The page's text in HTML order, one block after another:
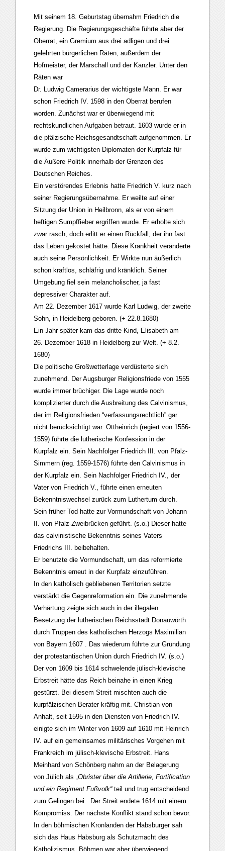
Mit seinem 18. Geburtstag übernahm Friedrich die
Regierung. Die Regierungsgeschäfte führte aber der
Oberrat, ein Gremium aus drei adligen und drei
gelehrten bürgerlichen Räten, außerdem der
Hofmeister, der Marschall und der Kanzler. Unter den
Räten war
Dr. Ludwig Camerarius der wichtigste Mann. Er war
schon Friedrich IV. 1598 in den Oberrat berufen
worden. Zunächst war er überwiegend mit
rechtskundlichen Aufgaben betraut. 1603 wurde er in
die pfälzische Reichsgesandtschaft aufgenommen. Er
wurde zum wichtigsten Diplomaten der Kurpfalz für
die Äußere Politik innerhalb der Grenzen des
Deutschen Reiches.
Ein verstörendes Erlebnis hatte Friedrich V. kurz nach
seiner Regierungsübernahme. Er weilte auf einer
Sitzung der Union in Heilbronn, als er von einem
heftigen Sumpffieber ergriffen wurde. Er erholte sich
zwar rasch, doch erlitt er einen Rückfall, der ihn fast
das Leben gekostet hätte. Diese Krankheit veränderte
auch seine Persönlichkeit. Er Wirkte nun äußerlich
schon kraftlos, schläfrig und kränklich. Seiner
Umgebung fiel sein melancholischer, ja fast
depressiver Charakter auf.
Am 22. Dezember 1617 wurde Karl Ludwig, der zweite
Sohn, in Heidelberg geboren. (+ 22.8.1680)
Ein Jahr später kam das dritte Kind, Elisabeth am
26. Dezember 1618 in Heidelberg zur Welt. (+ 8.2.
1680)
Die politische Großwetterlage verdüsterte sich
zunehmend. Der Augsburger Religionsfriede von 1555
wurde immer brüchiger. Die Lage wurde noch
komplizierter durch die Ausbreitung des Calvinismus,
der im Religionsfrieden “verfassungsrechtlich” gar
nicht berücksichtigt war. Ottheinrich (regiert von 1556-
1559) führte die lutherische Konfession in der
Kurpfalz ein. Sein Nachfolger Friedrich III. von Pfalz-
Simmern (reg. 1559-1576) führte den Calvinismus in
der Kurpfalz ein. Sein Nachfolger Friedrich IV., der
Vater von Friedrich V., führte einen erneuten
Bekenntniswechsel zurück zum Luthertum durch.
Sein früher Tod hatte zur Vormundschaft von Johann
II. von Pfalz-Zweibrücken geführt. (s.o.) Dieser hatte
das calvinistische Bekenntnis seines Vaters
Friedrichs III. beibehalten.
Er benutzte die Vormundschaft, um das reformierte
Bekenntnis erneut in der Kurpfalz einzuführen.
In den katholisch gebliebenen Territorien setzte
verstärkt die Gegenreformation ein. Die zunehmende
Verhärtung zeigte sich auch in der illegalen
Besetzung der lutherischen Reichsstadt Donauwörth
durch Truppen des katholischen Herzogs Maximilian
von Bayern 1607 . Das wiederum führte zur Gründung
der protestantischen Union durch Friedrich IV. (s.o.)
Der von 1609 bis 1614 schwelende jülisch-klevische
Erbstreit hätte das Reich beinahe in einen Krieg
gestürzt. Bei diesem Streit mischten auch die
kurpfälzischen Berater kräftig mit. Christian von
Anhalt, seit 1595 in den Diensten von Friedrich IV.
einigte sich im Winter von 1609 auf 1610 mit Heinrich
IV. auf ein gemeinsames militärisches Vorgehen mit
Frankreich im jülisch-klevische Erbstreit. Hans
Meinhard von Schönberg nahm an der Belagerung
von Jülich als„Obrister über die Artillerie, Fortification
und ein Regiment Fußvolk“teil und trug entscheidend
zum Gelingen bei. Der Streit endete 1614 mit einem
Kompromiss. Der nächste Konflikt stand schon bevor.
In den böhmischen Kronlanden der Habsburger sah
sich das Haus Habsburg als Schutzmacht des
Katholizismus. Böhmen war aber überwiegend